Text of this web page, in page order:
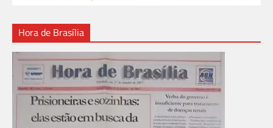
Hora de Brasília